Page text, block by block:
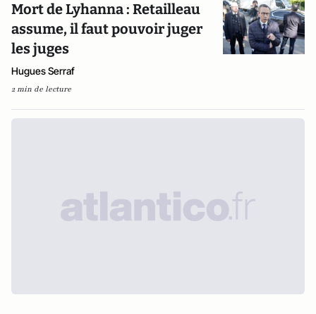
Mort de Lyhanna : Retailleau
assume, il faut pouvoir juger
les juges
Hugues Serraf
2 min de lecture